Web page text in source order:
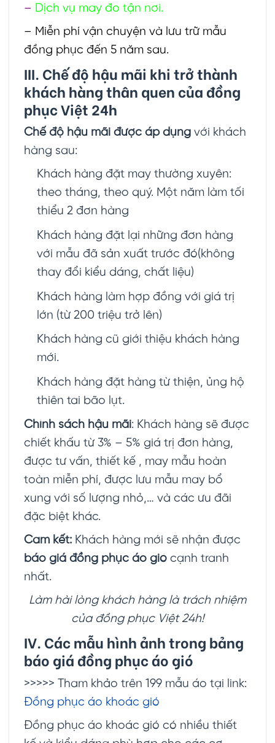
– Dịch vụ may đo tận nơi.
– Miễn phí vận chuyện và lưu trữ mẫu
đồng phục đến 5 năm sau.
III. Chế độ hậu mãi khi trở thành
khách hàng thân quen của đồng
phục Việt 24h
Chế độ hậu mãi được áp dụng với khách
hàng sau:
Khách hàng đặt may thường xuyên:
theo tháng, theo quý. Một năm làm tối
thiểu 2 đơn hàng
Khách hàng đặt lại những đơn hàng
với mẫu đã sản xuất trước đó(không
thay đổi kiểu dáng, chất liệu)
Khách hàng làm hợp đồng với giá trị
lớn (từ 200 triệu trở lên)
Khách hàng cũ giới thiệu khách hàng
mới.
Khách hàng đặt hàng từ thiện, ủng hộ
thiên tai bão lụt.
Chính sách hậu mãi: Khách hàng sẽ được
chiết khấu từ 3% – 5% giá trị đơn hàng,
được tư vấn, thiết kế , may mẫu hoàn
toàn miễn phí, được lưu mẫu may bổ
xung với số lượng nhỏ,… và các ưu đãi
đặc biệt khác.
Cam kết: Khách hàng mới sẽ nhận được
báo giá đồng phục áo gió cạnh tranh
nhất.
Làm hài lòng khách hàng là trách nhiệm
của đồng phục Việt 24h!
IV. Các mẫu hình ảnh trong bảng
báo giá đồng phục áo gió
>>>>> Tham khảo trên 199 mẫu áo tại link:
Đồng phục áo khoác gió
Đồng phục áo khoác gió có nhiều thiết